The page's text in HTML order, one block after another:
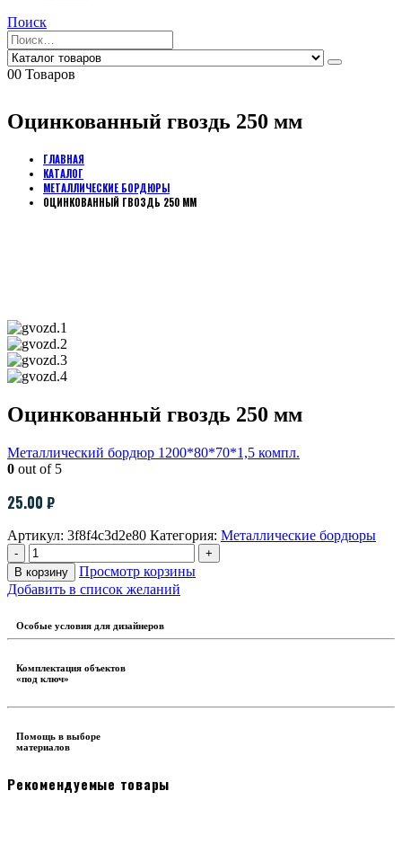
Поиск
00 Товаров
Оцинкованный гвоздь 250 мм
ГЛАВНАЯ
КАТАЛОГ
МЕТАЛЛИЧЕСКИЕ БОРДЮРЫ
ОЦИНКОВАННЫЙ ГВОЗДЬ 250 ММ
Оцинкованный гвоздь 250 мм
Металлический бордюр 1200*80*70*1,5 компл.
0 out of 5
25.00 ₽
Артикул: 3f8f4c3d2e80 Категория: Металлические бордюры
-
+
В корзину
Просмотр корзины
Добавить в список желаний
Особые условия для дизайнеров
Комплектация объектов
«под ключ»
Помощь в выборе
материалов
Рекомендуемые товары